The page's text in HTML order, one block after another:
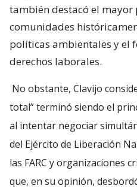
también destacó el
comunidades
políticas ambientales y el
derechos laborales.
No obstante, Clavijo
total” terminó siendo el
al intentar negociar
del Ejército de Liberación
las FARC y organizaciones
que, en su opinión,